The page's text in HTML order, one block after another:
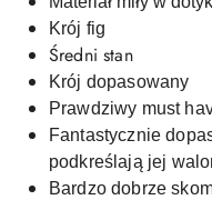
Krój fig
Średni stan
Krój dopasowany
Prawdziwy must
Fantastycznie
podkreślają jej
Bardzo dobrze